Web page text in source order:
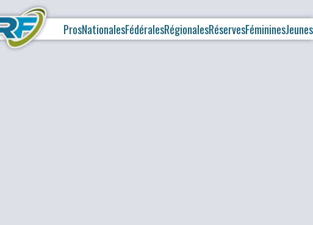
ProsNationalesFédéralesRégionalesRéservesFémininesJeunes